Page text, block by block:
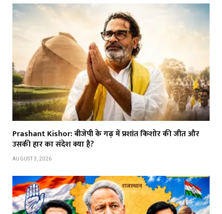
Prashant Kishor: बीजेपी के गढ़ में प्रशांत किशोर की जीत और
उसकी हार का संदेश क्या है?
AUGUST 3, 2026